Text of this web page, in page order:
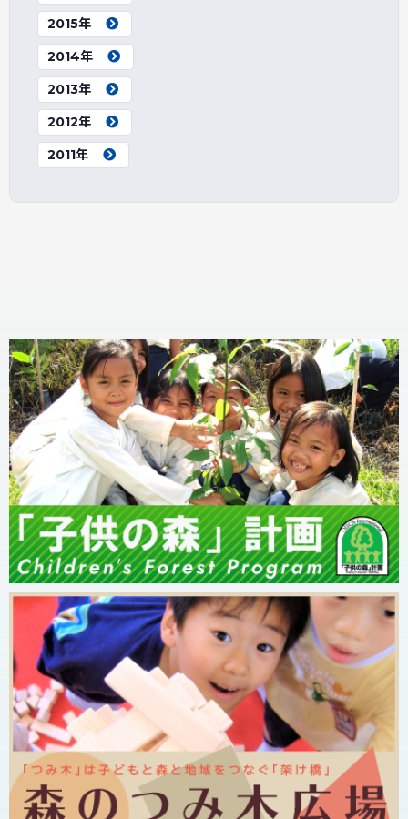
2015年
2014年
2013年
2012年
2011年